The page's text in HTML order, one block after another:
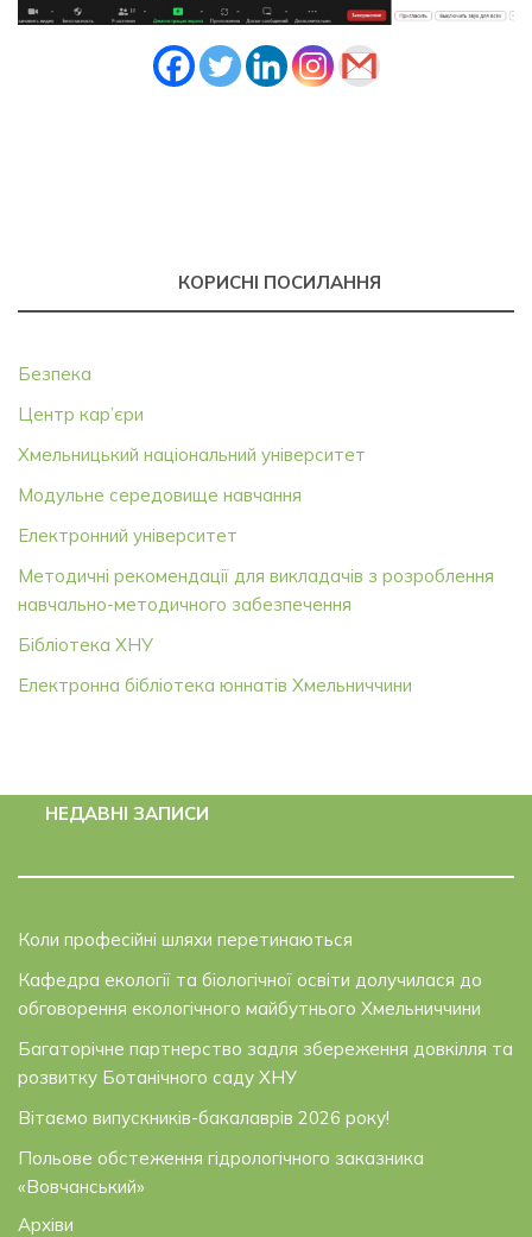
КОРИСНІ ПОСИЛАННЯ
Безпека
Центр кар’єри
Хмельницький національний університет
Модульне середовище навчання
Електронний університет
Методичні рекомендації для викладачів з розроблення
навчально-методичного забезпечення
Бібліотека ХНУ
Електронна бібліотека юннатів Хмельниччини
НЕДАВНІ ЗАПИСИ
Коли професійні шляхи перетинаються
Кафедра екології та біологічної освіти долучилася до
обговорення екологічного майбутнього Хмельниччини
Багаторічне партнерство задля збереження довкілля та
розвитку Ботанічного саду ХНУ
Вітаємо випускників-бакалаврів 2026 року!
Польове обстеження гідрологічного заказника
«Вовчанський»
Архіви